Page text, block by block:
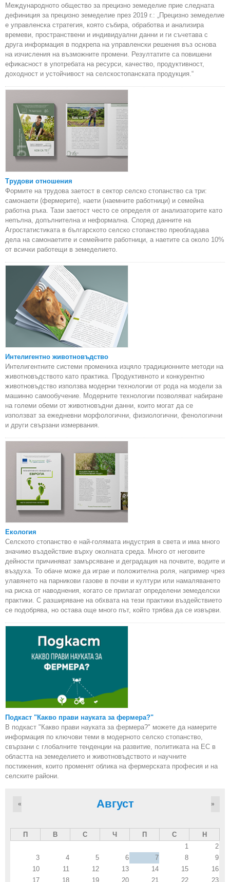
Международното общество за прецизно земеделие прие следната
дефиниция за прецизно земеделие през 2019 г.: „Прецизно земеделие
е управленска стратегия, която събира, обработва и анализира
времеви, пространствени и индивидуални данни и ги съчетава с
друга информация в подкрепа на управленски решения въз основа
на изчисления на възможните промени. Резултатите са повишени
ефикасност в употребата на ресурси, качество, продуктивност,
доходност и устойчивост на селскостопанската продукция.“
Трудови отношения
Формите на трудова заетост в сектор селско стопанство са три:
самонаети (фермерите), наети (наемните работници) и семейна
работна ръка. Тази заетост често се определя от анализаторите като
непълна, допълнителна и неформална. Според данните на
Агростатистиката в българското селско стопанство преобладава
дела на самонаетите и семейните работници, а наетите са около 10%
от всички работещи в земеделието.
Интелигентно животновъдство
Интелигентните системи промениха изцяло традиционните методи на
животновъдството като практика. Продуктивното и конкурентно
животновъдство използва модерни технологии от рода на модели за
машинно самообучение. Модерните технологии позволяват набиране
на големи обеми от животновъдни данни, които могат да се
използват за ежедневни морфологични, физиологични, фенологични
и други свързани измервания.
Екология
Селското стопанство е най-голямата индустрия в света и има много
значимо въздействие върху околната среда. Много от неговите
дейности причиняват замърсяване и деградация на почвите, водите и
въздуха. То обаче може да играе и положителна роля, например чрез
улавянето на парникови газове в почви и култури или намаляването
на риска от наводнения, когато се прилагат определени земеделски
практики. С разширяване на обхвата на тези практики въздействието
се подобрява, но остава още много път, който трябва да се извърви.
Подкаст "Какво прави науката за фермера?"
В подкаст "Какво прави науката за фермера?" можете да намерите
информация по ключови теми в модерното селско стопанство,
свързани с глобалните тенденции на развитие, политиката на ЕС в
областта на земеделието и животновъдството и научните
постижения, които променят облика на фермерската професия и на
селските райони.
Август
« »
П В С Ч П С
Н
1
2
3
4 5 6 7 8
9
10
11 12 13 14 15
16
17
18 19 20 21 22
23